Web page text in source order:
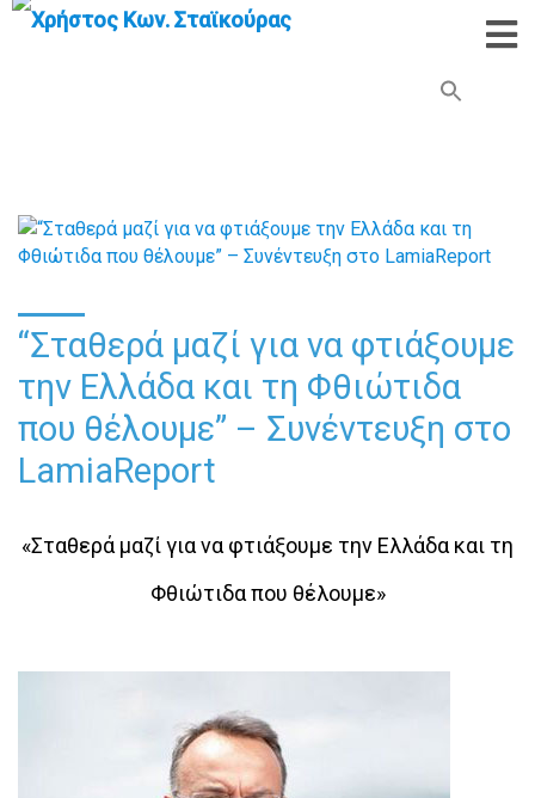
“Σταθερά μαζί για να φτιάξουμε
την Ελλάδα και τη Φθιώτιδα
που θέλουμε” – Συνέντευξη στο
LamiaReport
«Σταθερά μαζί για να φτιάξουμε την Ελλάδα και τη
Φθιώτιδα που θέλουμε»